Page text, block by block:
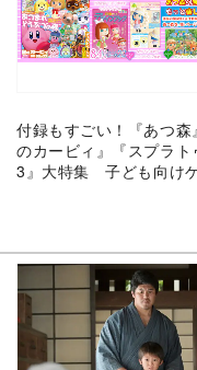
付録もすごい！『あつ森
のカービィ』『スプラト
3』大特集 子ども向け